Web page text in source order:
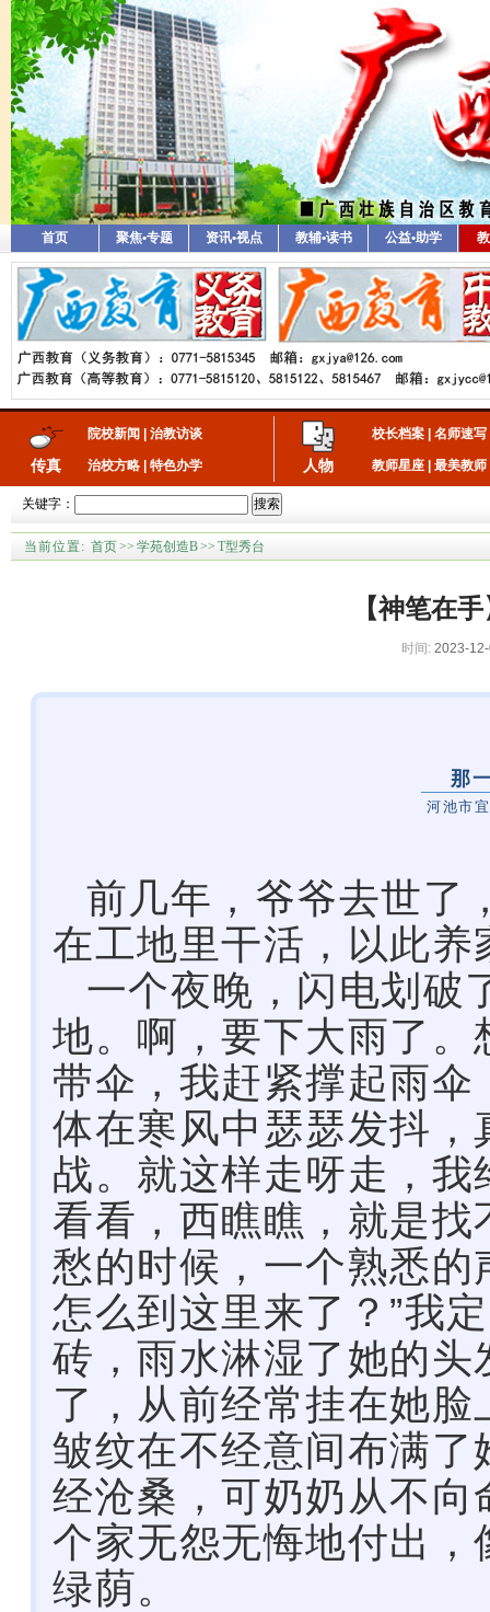
首页 聚焦•专题 资讯•视点 教辅•读书 公益•助学
传真
院校新闻 治教访谈
治校方略 特色办学 人物
校长档案 名师速写
教师星座 最美教师
关键字： 搜索
当前位置: 首页>> 学苑创造B>> T型秀台
【神笔在
时间: 2023-
那
河池市
前几年，爷爷去世
在工地里干活，以此养
一个夜晚，闪电划破
地。啊，要下大雨了
带伞，我赶紧撑起雨
体在寒风中瑟瑟发抖
战。就这样走呀走，
看看，西瞧瞧，就是
愁的时候，一个熟悉的
怎么到这里来了？”我
砖，雨水淋湿了她的
了，从前经常挂在她
皱纹在不经意间布满
经沧桑，可奶奶从不
个家无怨无悔地付出
绿荫。